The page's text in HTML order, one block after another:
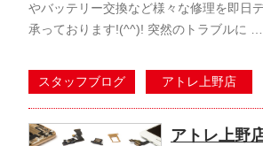
やバッテリー交換など様々な修理を即日
承っております!(^^)! 突然のトラブルに …
スタッフブログ アトレ上野店
アトレ上野